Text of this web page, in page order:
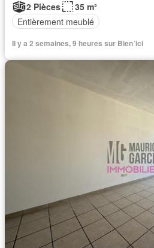
2 Pièces
35 m²
Entièrement meublé
Il y a 2 semaines, 9 heures sur Bien´ici